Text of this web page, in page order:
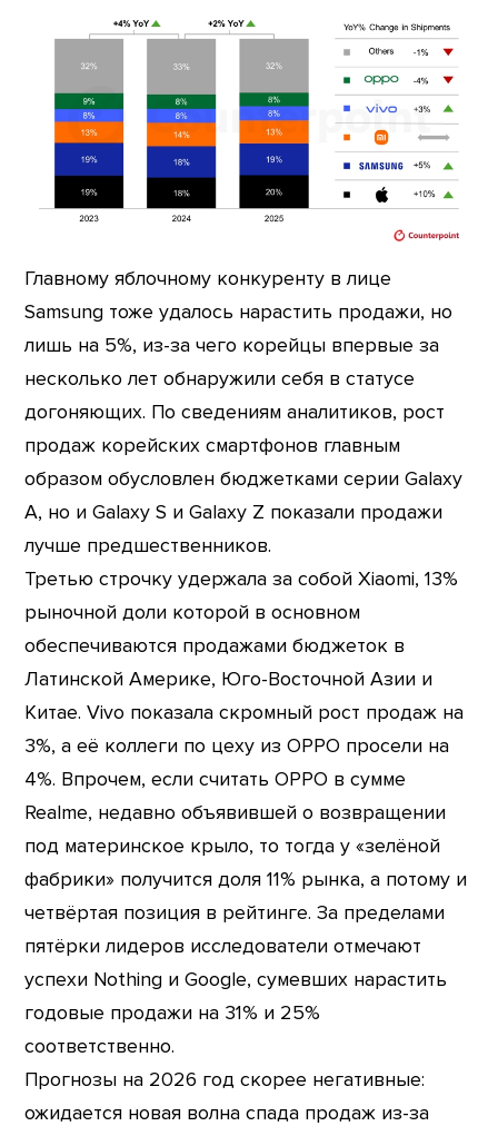
Главному яблочному конкуренту в лице
Samsung тоже удалось нарастить продажи, но
лишь на 5%, из-за чего корейцы впервые за
несколько лет обнаружили себя в статусе
догоняющих. По сведениям аналитиков, рост
продаж корейских смартфонов главным
образом обусловлен бюджетками серии Galaxy
A, но и Galaxy S и Galaxy Z показали продажи
лучше предшественников.
Третью строчку удержала за собой Xiaomi, 13%
рыночной доли которой в основном
обеспечиваются продажами бюджеток в
Латинской Америке, Юго-Восточной Азии и
Китае. Vivo показала скромный рост продаж на
3%, а её коллеги по цеху из OPPO просели на
4%. Впрочем, если считать OPPO в сумме
Realme, недавно объявившей о возвращении
под материнское крыло, то тогда у «зелёной
фабрики» получится доля 11% рынка, а потому и
четвёртая позиция в рейтинге. За пределами
пятёрки лидеров исследователи отмечают
успехи Nothing и Google, сумевших нарастить
годовые продажи на 31% и 25%
соответственно.
Прогнозы на 2026 год скорее негативные:
ожидается новая волна спада продаж из-за